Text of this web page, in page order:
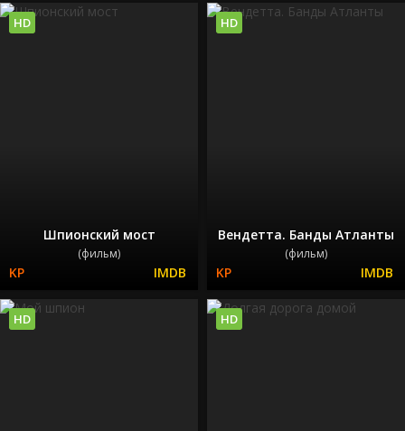
Шпионский мост
(фильм)
HD
Вендетта. Банды Атланты
(фильм)
HD
HD HD